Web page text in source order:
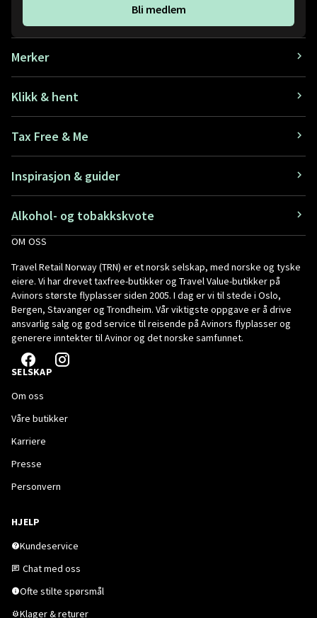
Bli medlem
Merker
Klikk & hent
Tax Free & Me
Inspirasjon & guider
Alkohol- og tobakkskvote
OM OSS
Travel Retail Norway (TRN) er et norsk selskap, med norske og tyske
eiere. Vi har drevet taxfree-butikker og Travel Value-butikker på
Avinors største flyplasser siden 2005. I dag er vi til stede i Oslo,
Bergen, Stavanger og Trondheim. Vår viktigste oppgave er å drive
ansvarlig salg og god service til reisende på Avinors flyplasser og
generere inntekter til Avinor og det norske samfunnet.
SELSKAP
Om oss
Våre butikker
Karriere
Presse
Personvern
HJELP
Kundeservice
Chat med oss
Ofte stilte spørsmål
Klager & returer